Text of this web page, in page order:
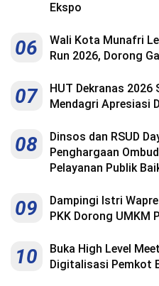
Ekspo
06
Wali Kota Munafri
Run 2026, Dorong
07
HUT Dekranas 2026
Mendagri Apresiasi
08
Dinsos dan RSUD
Penghargaan
Pelayanan Publik
09
Dampingi Istri
PKK Dorong UMKM
10
Buka High Level
Digitalisasi Pemkot